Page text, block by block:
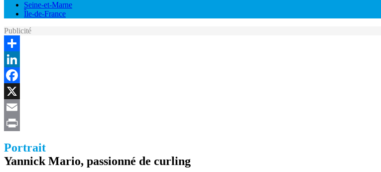
Seine-et-Marne
Île-de-France
Publicité
Share
LinkedIn
Facebook
X
Email
Portrait
Yannick Mario, passionné de curling